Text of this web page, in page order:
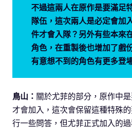
不過這兩人在原作是要滿足
隊伍，這次兩人是必定會加
件才會入隊？另外有些本來
角色，在重製後也增加了戲
有意想不到的角色有更多登
鳥山： 關於尤菲的部分，原作中
才會加入，這次會保留這種特殊
行一些問答，但尤菲正式加入的